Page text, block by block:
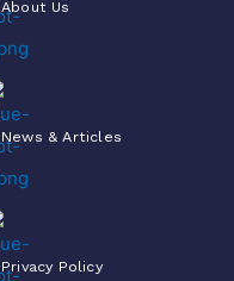
About Us
News & Articles
Privacy Policy